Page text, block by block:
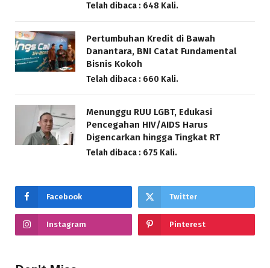
Telah dibaca : 648 Kali.
Pertumbuhan Kredit di Bawah
Danantara, BNI Catat Fundamental
Bisnis Kokoh
Telah dibaca : 660 Kali.
Menunggu RUU LGBT, Edukasi
Pencegahan HIV/AIDS Harus
Digencarkan hingga Tingkat RT
Telah dibaca : 675 Kali.
Facebook Twitter
Instagram Pinterest